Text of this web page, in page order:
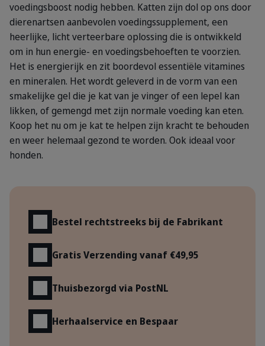
voedingsboost nodig hebben. Katten zijn dol op ons door
dierenartsen aanbevolen voedingssupplement, een
heerlijke, licht verteerbare oplossing die is ontwikkeld
om in hun energie- en voedingsbehoeften te voorzien.
Het is energierijk en zit boordevol essentiële vitamines
en mineralen. Het wordt geleverd in de vorm van een
smakelijke gel die je kat van je vinger of een lepel kan
likken, of gemengd met zijn normale voeding kan eten.
Koop het nu om je kat te helpen zijn kracht te behouden
en weer helemaal gezond te worden. Ook ideaal voor
honden.
Bestel rechtstreeks bij de Fabrikant
Gratis Verzending vanaf €49,95
Thuisbezorgd via PostNL
Herhaalservice en Bespaar